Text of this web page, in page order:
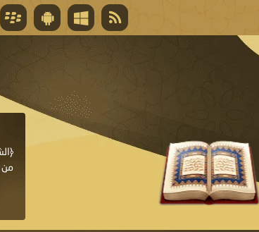
قال تعالى
المغفرة لأنها أغلى جائزة، وهي مفتاح باب العطايا التي
من